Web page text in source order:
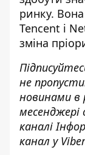
ринку.
Tencent і
зміна
не
новинами в
месенджері
каналі
канал у